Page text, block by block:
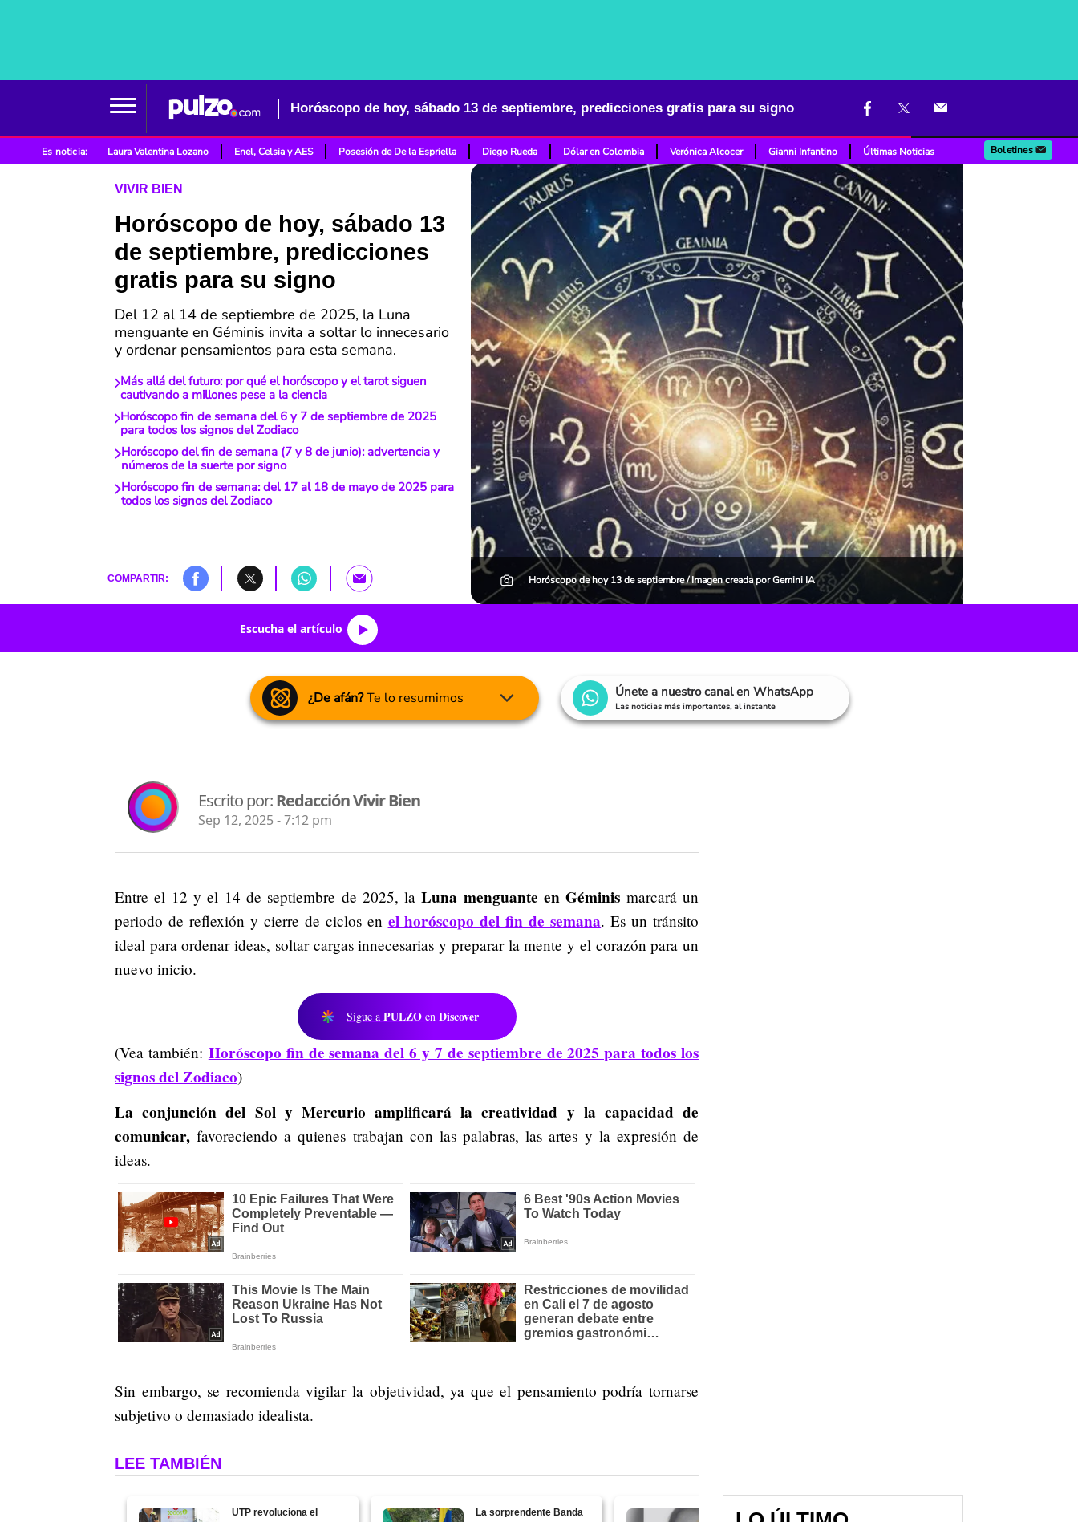
Horóscopo de hoy, sábado 13 de septiembre, predicciones gratis para su signo
Es noticia: Laura Valentina Lozano Enel, Celsia y AES Posesión de De la Espriella Diego Rueda Dólar en Colombia Verónica Alcocer Gianni Infantino Últimas Noticias Boletines
VIVIR BIEN
Horóscopo de hoy, sábado 13
de septiembre, predicciones
gratis para su signo
Del 12 al 14 de septiembre de 2025, la Luna
menguante en Géminis invita a soltar lo innecesario
y ordenar pensamientos para esta semana.
Más allá del futuro: por qué el horóscopo y el tarot siguen
cautivando a millones pese a la ciencia
Horóscopo fin de semana del 6 y 7 de septiembre de 2025
para todos los signos del Zodiaco
Horóscopo del fin de semana (7 y 8 de junio): advertencia y
números de la suerte por signo
Horóscopo fin de semana: del 17 al 18 de mayo de 2025 para
todos los signos del Zodiaco
COMPARTIR: Horóscopo de hoy 13 de septiembre / Imagen creada por Gemini IA
Escucha el artículo
¿De afán?Te lo resumimos Únete a nuestro canal en WhatsApp
Las noticias más importantes, al instante
Escrito por:Redacción Vivir Bien
Sep 12, 2025 - 7:12 pm
Entre el 12 y el 14 de septiembre de 2025, laLuna menguante en Géminis marcará un
periodo de reflexión y cierre de ciclos en el horóscopo del fin de semana. Es un tránsito
ideal para ordenar ideas, soltar cargas innecesarias y preparar la mente y el corazón para un
nuevo inicio.
Sigue a PULZO en Discover
(Vea también: Horóscopo fin de semana del 6 y 7 de septiembre de 2025 para todos los
signos del Zodiaco)
La conjunción del Sol y Mercurio amplificará la creatividad y la capacidad de
comunicar, favoreciendo a quienes trabajan con las palabras, las artes y la expresión de
ideas.
Sin embargo, se recomienda vigilar la objetividad, ya que el pensamiento podría tornarse
subjetivo o demasiado idealista.
LEE TAMBIÉN
UTP revoluciona el
La sorprendente Banda
Tragedia en Armenia